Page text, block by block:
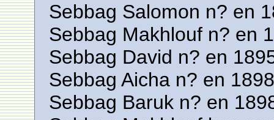
Sebbag Salomon n? en
Sebbag Makhlouf n? en
Sebbag David n? en
Sebbag Aicha n? en
Sebbag Baruk n? en